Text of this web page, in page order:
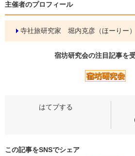
主催者のプロフィール
寺社旅研究家 堀内克彦（ほーりー
宿坊研究会の注目記事を
この記事をSNSでシェア